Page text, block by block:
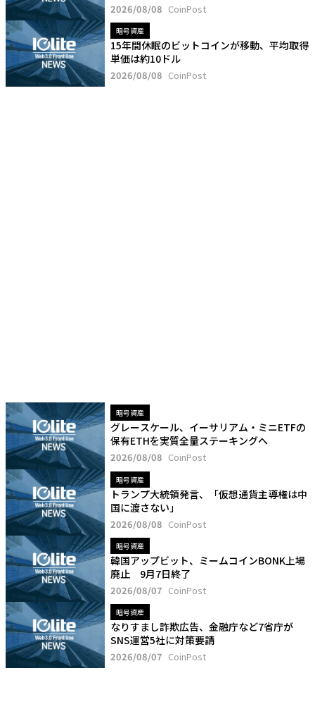
2026/08/08 CoinPost
暗号資産
15年間休眠のビットコインが移動、平均取得
単価は約10ドル
2026/08/08 CoinPost
暗号資産
グレースケール、イーサリアム・ミニETFの
保有ETHを実質全量ステーキングへ
2026/08/08 CoinPost
暗号資産
トランプ大統領発言、「仮想通貨主導権は中
国に渡さない」
2026/08/08 CoinPost
暗号資産
韓国アップビット、ミームコインBONK上場
廃止 9月7日終了
2026/08/07 CoinPost
暗号資産
なりすまし詐欺広告、金融庁など7省庁が
SNS運営5社に対策要請
2026/08/07 CoinPost